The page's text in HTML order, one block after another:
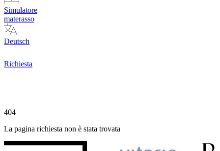
Simulatore
materasso
Deutsch
Richiesta
404
La pagina richiesta non è stata trovata